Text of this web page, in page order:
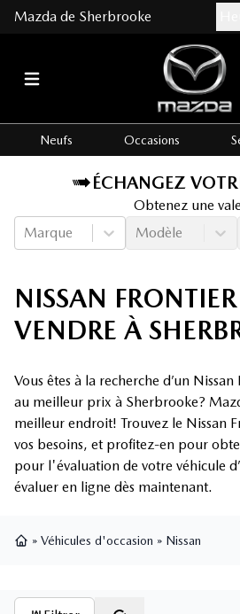
Mazda de Sherbrooke
Neufs Occasions
ÉCHANGEZ
Obtenez une
Marque
Modèle
NISSAN
VENDRE À
Vous êtes à la recherche d’un
au meilleur prix à Sherbrooke?
meilleur endroit! Trouvez le Nissan
vos besoins, et profitez-en pour
pour l'évaluation de votre véhicule
évaluer en ligne dès maintenant.
» Véhicules d'occasion » Nissan